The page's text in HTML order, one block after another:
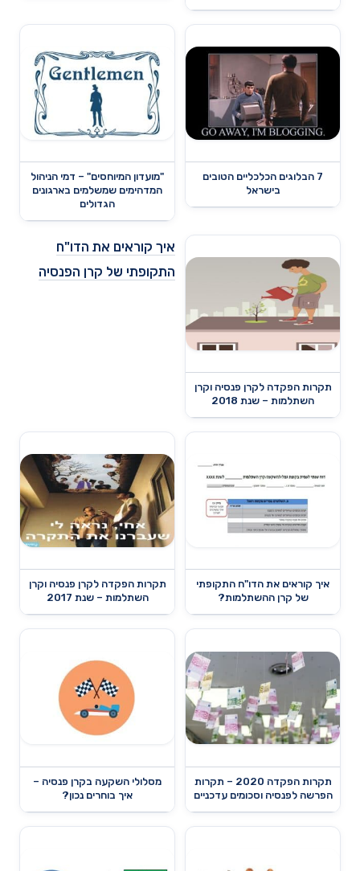
7 הבלוגים הכלכליים הטובים
בישראל
"מועדון המיוחסים" – דמי הניהול
המדהימים שמשלמים בארגונים
הגדולים
תקרות הפקדה לקרן פנסיה וקרן
השתלמות – שנת 2018
איך קוראים את הדו"ח
התקופתי של קרן הפנסיה
איך קוראים את הדו"ח התקופתי
של קרן ההשתלמות?
תקרות הפקדה לקרן פנסיה וקרן
השתלמות – שנת 2017
תקרות הפקדה 2020 – תקרות
הפרשה לפנסיה וסכומים עדכניים
מסלולי השקעה בקרן פנסיה –
איך בוחרים נכון?